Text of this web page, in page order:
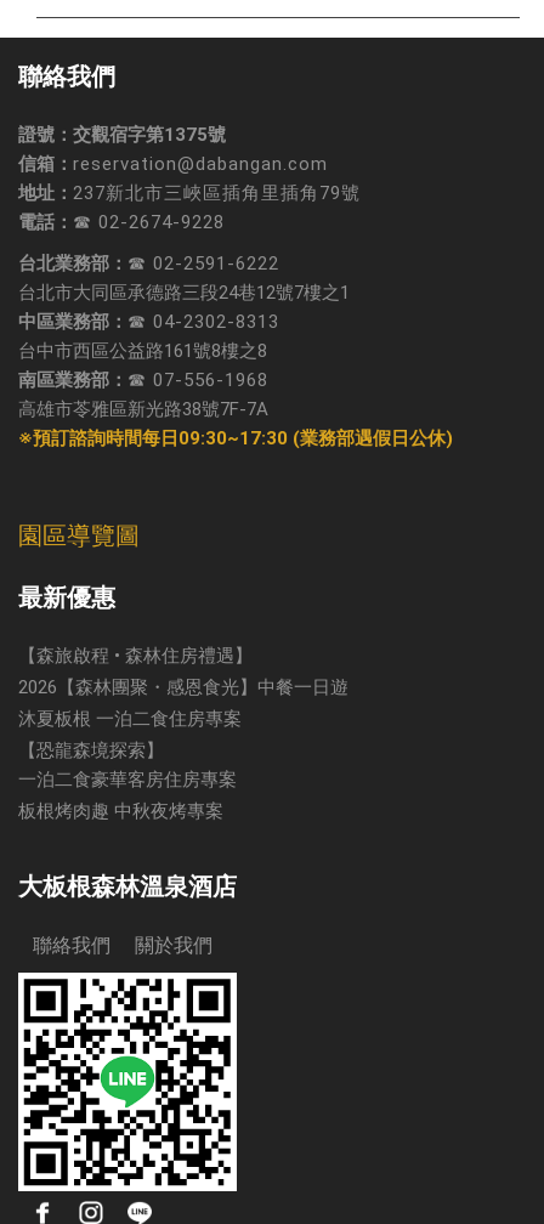
聯絡我們
證號：交觀宿字第1375號
信箱： reservation@dabangan.com
地址： 237新北市三峽區插角里插角79號
電話： ☎ 02-2674-9228
台北業務部： ☎ 02-2591-6222
台北市大同區承德路三段24巷12號7樓之1
中區業務部： ☎ 04-2302-8313
台中市西區公益路161號8樓之8
南區業務部： ☎ 07-556-1968
高雄市苓雅區新光路38號7F-7A
※預訂諮詢時間每日09:30~17:30 (業務部遇假日公休)
園區導覽圖
最新優惠
【森旅啟程 • 森林住房禮遇】
2026【森林團聚・感恩食光】中餐一日遊
沐夏板根 一泊二食住房專案
【恐龍森境探索】
一泊二食豪華客房住房專案
板根烤肉趣 中秋夜烤專案
大板根森林溫泉酒店
聯絡我們 關於我們